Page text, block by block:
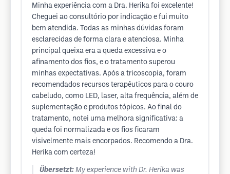
Minha experiência com a Dra. Herika foi excelente!
Cheguei ao consultório por indicação e fui muito
bem atendida. Todas as minhas dúvidas foram
esclarecidas de forma clara e atenciosa. Minha
principal queixa era a queda excessiva e o
afinamento dos fios, e o tratamento superou
minhas expectativas. Após a tricoscopia, foram
recomendados recursos terapêuticos para o couro
cabeludo, como LED, laser, alta frequência, além de
suplementação e produtos tópicos. Ao final do
tratamento, notei uma melhora significativa: a
queda foi normalizada e os fios ficaram
visivelmente mais encorpados. Recomendo a Dra.
Herika com certeza!
Übersetzt: My experience with Dr. Herika was